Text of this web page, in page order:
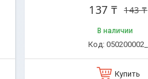
143 ₸
137 ₸
В наличии
050200002_
Купить